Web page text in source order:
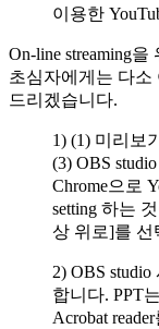
이용한
On-line streaming
초심자에게는 다소
드리겠습니다.
1) (1) 미리보
(3) OBS
Chrome으로
setting 하는
상 위로]를 선
2) OBS
합니다. PPT
Acrobat